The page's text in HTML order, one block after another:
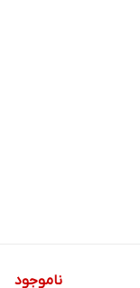
ناموجود